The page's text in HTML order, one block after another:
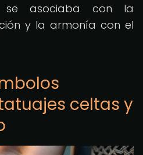
se asociaba con la
y la armonía con el
celtas y